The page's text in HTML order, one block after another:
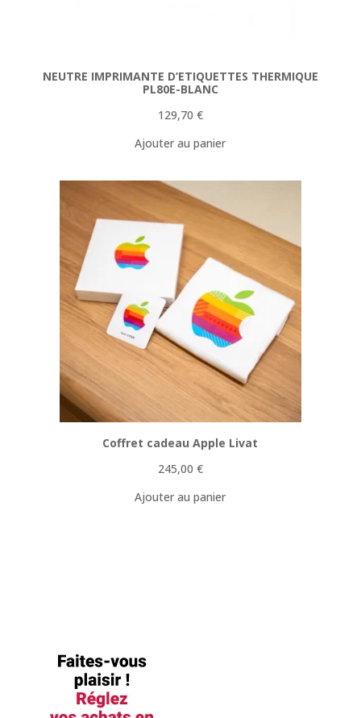
NEUTRE IMPRIMANTE D’ETIQUETTES THERMIQUE
PL80E-BLANC
129,70 €
Ajouter au panier
Coffret cadeau Apple Livat
245,00 €
Ajouter au panier